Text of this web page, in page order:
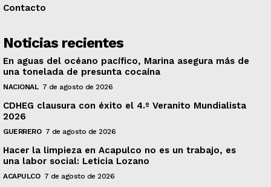
Contacto
Noticias recientes
En aguas del océano pacífico, Marina asegura más de
una tonelada de presunta cocaína
NACIONAL 7 de agosto de 2026
CDHEG clausura con éxito el 4.º Veranito Mundialista
2026
GUERRERO 7 de agosto de 2026
Hacer la limpieza en Acapulco no es un trabajo, es
una labor social: Leticia Lozano
ACAPULCO 7 de agosto de 2026